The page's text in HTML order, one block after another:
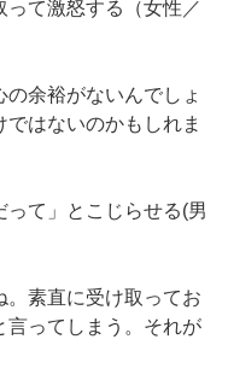
って激怒する（女性／
余裕がないんでしょ
はないのかもしれま
って」とこじらせる(男
。素直に受け取ってお
言ってしまう。それが